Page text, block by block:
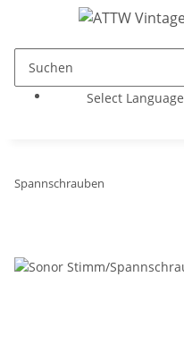
Select Language
Spannschrauben